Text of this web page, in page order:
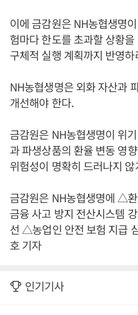
이에 금감원은 NH농협생명
험마다 한도를 초과할 상황
구체적 실행 계획까지 반영
NH농협생명은 외화 자산과
개선해야 한다.
금감원은 NH농협생명이 위
과 파생상품의 환율 변동 영
위험성이 명확히 드러나지
금감원은 NH농협생명에 △
금융 사고 방지 전산시스템
선 △농업인 안전 보험 지급
호 기자
인기기사